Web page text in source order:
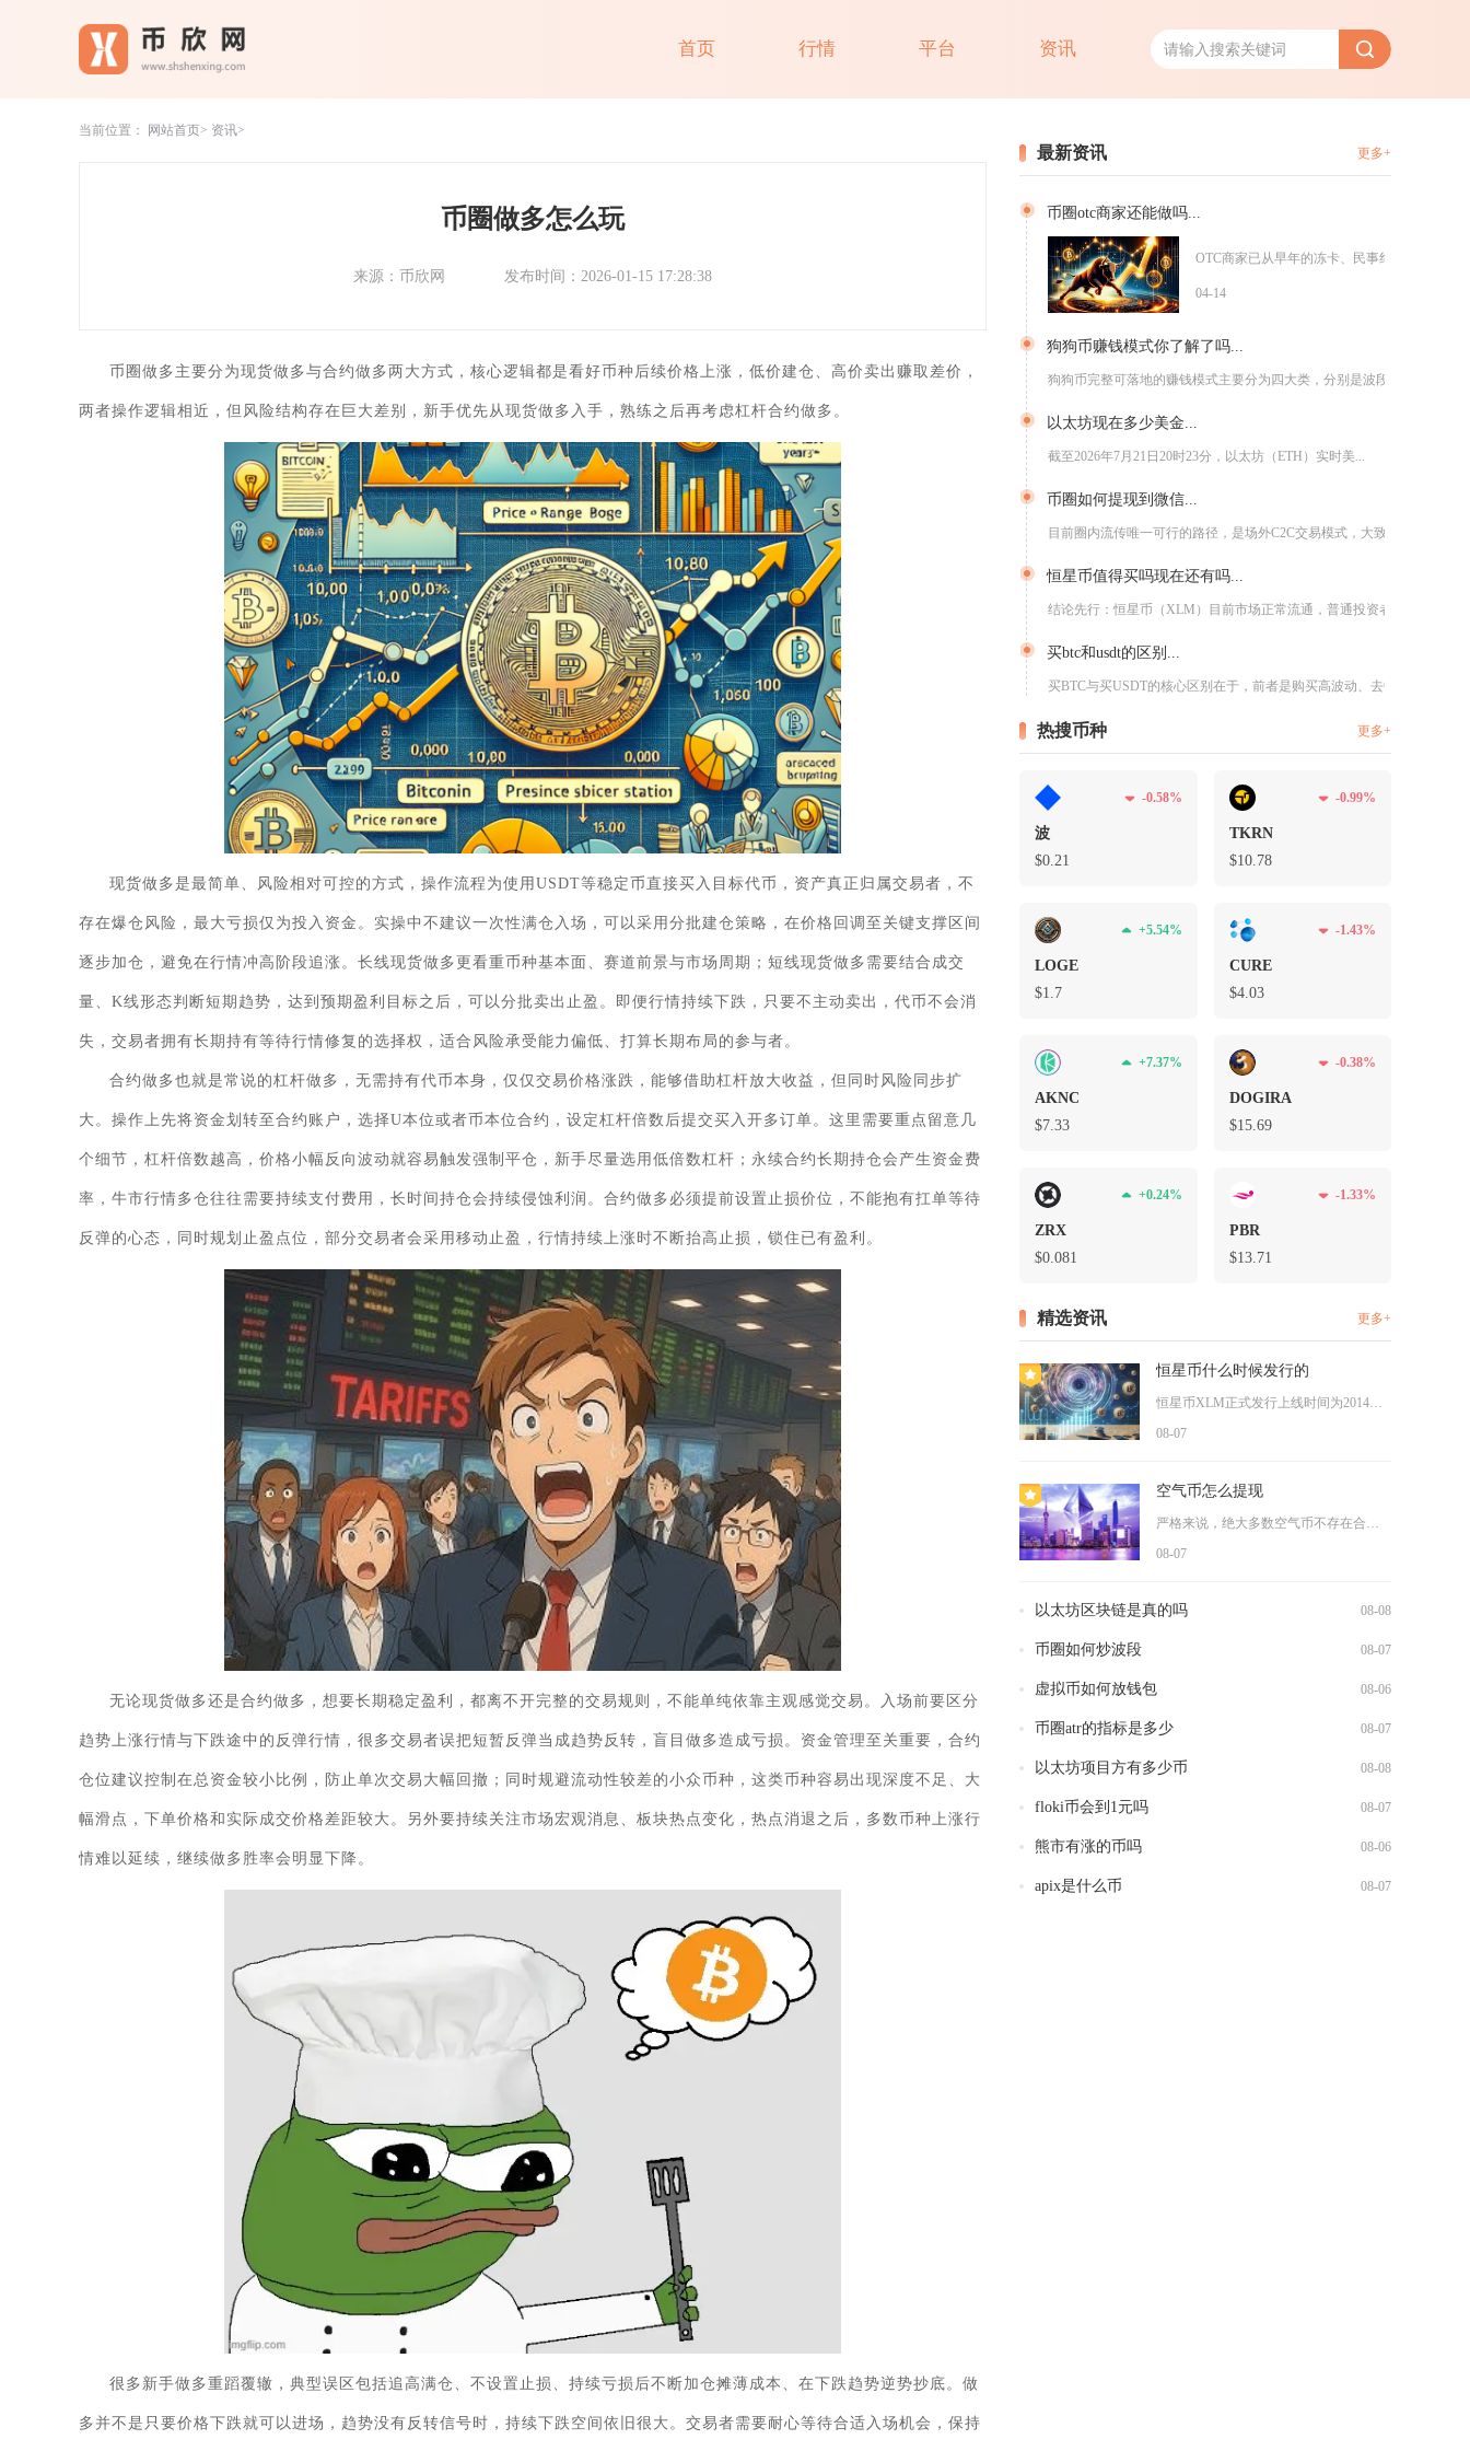
首页 行情 平台 资讯
当前位置： 网站首页 资讯
币圈做多怎么玩
来源：币欣网 发布时间：2026-01-15 17:28:38
币圈做多主要分为现货做多与合约做多两大方式，核心逻辑都是看好币种后续价格上涨，低价建仓、高价卖出赚取差价，
两者操作逻辑相近，但风险结构存在巨大差别，新手优先从现货做多入手，熟练之后再考虑杠杆合约做多。
现货做多是最简单、风险相对可控的方式，操作流程为使用USDT等稳定币直接买入目标代币，资产真正归属交易者，不
存在爆仓风险，最大亏损仅为投入资金。实操中不建议一次性满仓入场，可以采用分批建仓策略，在价格回调至关键支撑区间
逐步加仓，避免在行情冲高阶段追涨。长线现货做多更看重币种基本面、赛道前景与市场周期；短线现货做多需要结合成交
量、K线形态判断短期趋势，达到预期盈利目标之后，可以分批卖出止盈。即便行情持续下跌，只要不主动卖出，代币不会消
失，交易者拥有长期持有等待行情修复的选择权，适合风险承受能力偏低、打算长期布局的参与者。
合约做多也就是常说的杠杆做多，无需持有代币本身，仅仅交易价格涨跌，能够借助杠杆放大收益，但同时风险同步扩
大。操作上先将资金划转至合约账户，选择U本位或者币本位合约，设定杠杆倍数后提交买入开多订单。这里需要重点留意几
个细节，杠杆倍数越高，价格小幅反向波动就容易触发强制平仓，新手尽量选用低倍数杠杆；永续合约长期持仓会产生资金费
率，牛市行情多仓往往需要持续支付费用，长时间持仓会持续侵蚀利润。合约做多必须提前设置止损价位，不能抱有扛单等待
反弹的心态，同时规划止盈点位，部分交易者会采用移动止盈，行情持续上涨时不断抬高止损，锁住已有盈利。
无论现货做多还是合约做多，想要长期稳定盈利，都离不开完整的交易规则，不能单纯依靠主观感觉交易。入场前要区分
趋势上涨行情与下跌途中的反弹行情，很多交易者误把短暂反弹当成趋势反转，盲目做多造成亏损。资金管理至关重要，合约
仓位建议控制在总资金较小比例，防止单次交易大幅回撤；同时规避流动性较差的小众币种，这类币种容易出现深度不足、大
幅滑点，下单价格和实际成交价格差距较大。另外要持续关注市场宏观消息、板块热点变化，热点消退之后，多数币种上涨行
情难以延续，继续做多胜率会明显下降。
很多新手做多重蹈覆辙，典型误区包括追高满仓、不设置止损、持续亏损后不断加仓摊薄成本、在下跌趋势逆势抄底。做
多并不是只要价格下跌就可以进场，趋势没有反转信号时，持续下跌空间依旧很大。交易者需要耐心等待合适入场机会，保持
最新资讯 更多+
币圈otc商家还能做吗...
OTC商家已从早年的冻卡、民事纠纷，升级为
04-14
狗狗币赚钱模式你了解了吗...
狗狗币完整可落地的赚钱模式主要分为四大类，分别是波段现货/合...
以太坊现在多少美金...
截至2026年7月21日20时23分，以太坊（ETH）实时美...
币圈如何提现到微信...
目前圈内流传唯一可行的路径，是场外C2C交易模式，大致流程为...
恒星币值得买吗现在还有吗...
结论先行：恒星币（XLM）目前市场正常流通，普通投资者仅适合...
买btc和usdt的区别...
买BTC与买USDT的核心区别在于，前者是购买高波动、去中心...
热搜币种 更多+
-0.58%
波
$0.21
-0.99%
TKRN
$10.78
+5.54%
LOGE
$1.7
-1.43%
CURE
$4.03
+7.37%
AKNC
$7.33
-0.38%
DOGIRA
$15.69
+0.24%
ZRX
$0.081
-1.33%
PBR
$13.71
精选资讯 更多+
恒星币什么时候发行的
恒星币XLM正式发行上线时间为2014年7月底，项目由瑞波联...
08-07
空气币怎么提现
严格来说，绝大多数空气币不存在合规可行的提现渠道，账户内的代...
08-07
以太坊区块链是真的吗 08-08
币圈如何炒波段 08-07
虚拟币如何放钱包 08-06
币圈atr的指标是多少 08-07
以太坊项目方有多少币 08-08
floki币会到1元吗 08-07
熊市有涨的币吗 08-06
apix是什么币 08-07